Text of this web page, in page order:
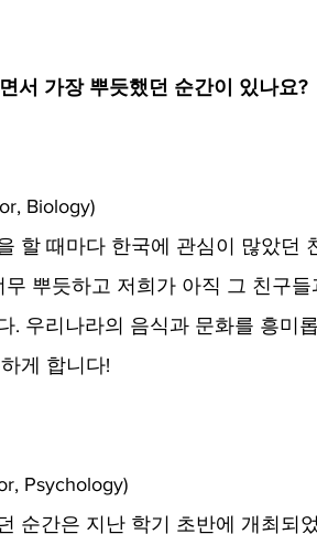
서 가장 뿌듯했던 순간이 있나요?​
Biology)​
할 때마다 한국에 관심이 많았던
무 뿌듯하고 저희가 아직 그 친구
. 우리나라의 음식과 문화를 흥미
게 합니다!
Psychology)
순간은 지난 학기 초반에 개최되